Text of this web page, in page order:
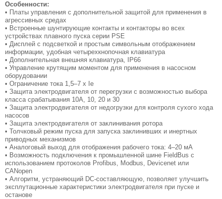
Особенности:
• Платы управления с дополнительной защитой для применения в
агрессивных средах
• Встроенные шунтирующие контакты и контакторы во всех
устройствах плавного пуска серии PSE
• Дисплей с подсветкой и простым символьным отображением
информации, удобная четырехкнопочная клавиатура
• Дополнительная внешняя клавиатура, IP66
• Управление крутящим моментом для применения в насосном
оборудовании
• Ограничение тока 1,5–7 x Ie
• Защита электродвигателя от перегрузки с возможностью выбора
класса срабатывания 10A, 10, 20 и 30
• Защита электродвигателя от недогрузки для контроля сухого хода
насосов
• Защита электродвигателя от заклинивания ротора
• Толчковый режим пуска для запуска заклинивших и инертных
приводных механизмов
• Аналоговый выход для отображения рабочего тока: 4–20 мА
• Возможность подключения к промышленной шине FieldBus с
использованием протоколов Profibus, Modbus, Devicenet или
CANopen
• Алгоритм, устраняющий DC-составляющую, позволяет улучшить
эксплутационные характеристики электродвигателя при пуске и
останове